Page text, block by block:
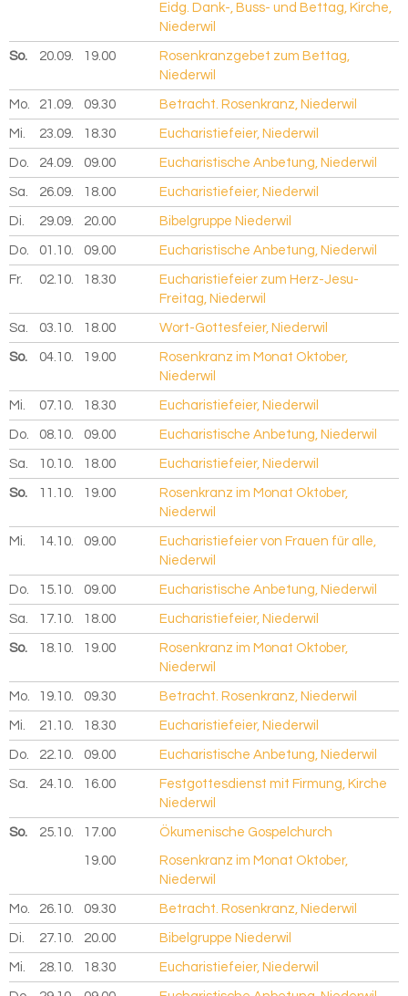
Eidg. Dank-, Buss- und Bettag, Kirche,
Niederwil
So. 20.09. 2026
19.00
Rosenkranzgebet zum Bettag,
Niederwil
Mo. 21.09. 2026
09.30 Betracht. Rosenkranz, Niederwil
Mi. 23.09. 2026
18.30 Eucharistiefeier, Niederwil
Do. 24.09. 2026
09.00 Eucharistische Anbetung, Niederwil
Sa. 26.09. 2026
18.00 Eucharistiefeier, Niederwil
Di. 29.09. 2026
20.00 Bibelgruppe Niederwil
Do. 01.10. 2026
09.00 Eucharistische Anbetung, Niederwil
Fr. 02.10. 2026
18.30
Eucharistiefeier zum Herz-Jesu-
Freitag, Niederwil
Sa. 03.10. 2026
18.00 Wort-Gottesfeier, Niederwil
So. 04.10. 2026
19.00
Rosenkranz im Monat Oktober,
Niederwil
Mi. 07.10. 2026
18.30 Eucharistiefeier, Niederwil
Do. 08.10. 2026
09.00 Eucharistische Anbetung, Niederwil
Sa. 10.10. 2026
18.00 Eucharistiefeier, Niederwil
So. 11.10. 2026
19.00
Rosenkranz im Monat Oktober,
Niederwil
Mi. 14.10. 2026
09.00
Eucharistiefeier von Frauen für alle,
Niederwil
Do. 15.10. 2026
09.00 Eucharistische Anbetung, Niederwil
Sa. 17.10. 2026
18.00 Eucharistiefeier, Niederwil
So. 18.10. 2026
19.00
Rosenkranz im Monat Oktober,
Niederwil
Mo. 19.10. 2026
09.30 Betracht. Rosenkranz, Niederwil
Mi. 21.10. 2026
18.30 Eucharistiefeier, Niederwil
Do. 22.10. 2026
09.00 Eucharistische Anbetung, Niederwil
Sa. 24.10. 2026
16.00
Festgottesdienst mit Firmung, Kirche
Niederwil
So. 25.10. 2026
17.00 Ökumenische Gospelchurch
19.00
Rosenkranz im Monat Oktober,
Niederwil
Mo. 26.10. 2026
09.30 Betracht. Rosenkranz, Niederwil
Di. 27.10. 2026
20.00 Bibelgruppe Niederwil
Mi. 28.10. 2026
18.30 Eucharistiefeier, Niederwil